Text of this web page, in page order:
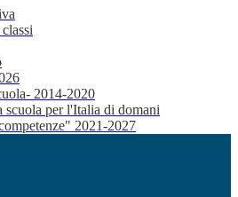
2014-2020
per l'Italia di domani
2021-2027